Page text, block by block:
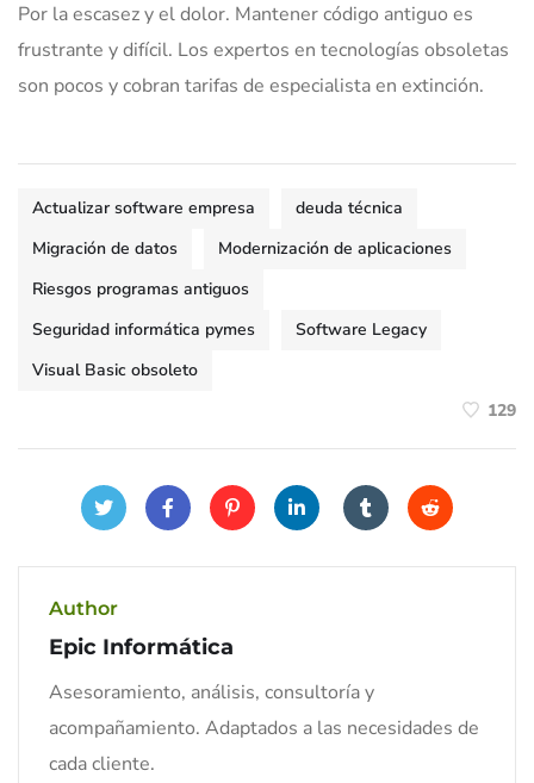
Por la escasez y el dolor. Mantener código antiguo es
frustrante y difícil. Los expertos en tecnologías obsoletas
son pocos y cobran tarifas de especialista en extinción.
Actualizar software empresa
deuda técnica
Migración de datos
Modernización de aplicaciones
Riesgos programas antiguos
Seguridad informática pymes
Software Legacy
Visual Basic obsoleto
129
Author
Epic Informática
Asesoramiento, análisis, consultoría y
acompañamiento. Adaptados a las necesidades de
cada cliente.